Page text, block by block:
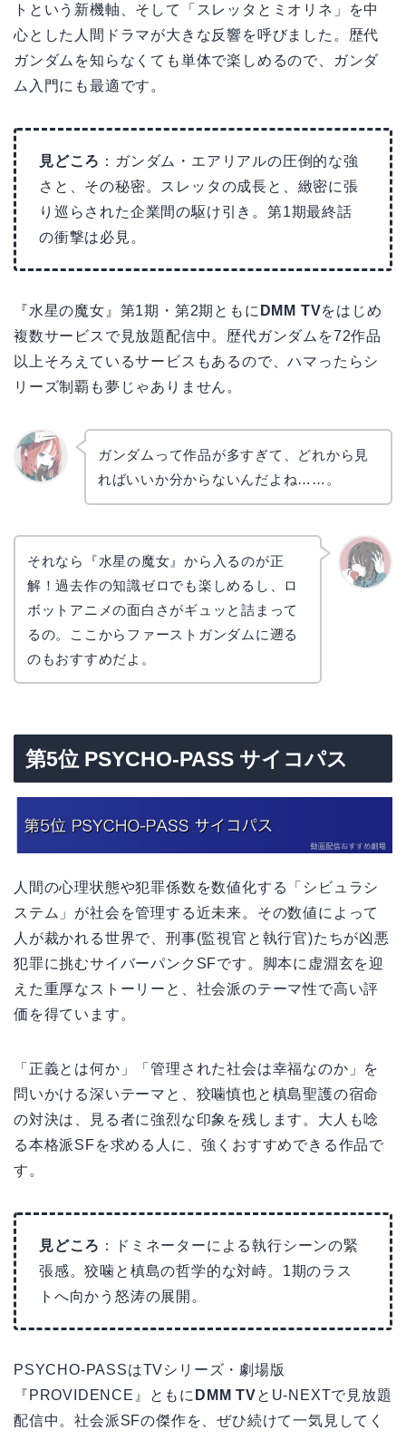
トという新機軸、そして「スレッタとミオリネ」を中
心とした人間ドラマが大きな反響を呼びました。歴代
ガンダムを知らなくても単体で楽しめるので、ガンダ
ム入門にも最適です。
見どころ ：ガンダム・エアリアルの圧倒的な強
さと、その秘密。スレッタの成長と、緻密に張
り巡らされた企業間の駆け引き。第1期最終話
の衝撃は必見。
『水星の魔女』第1期・第2期ともに DMM TVをはじめ
複数サービスで見放題配信中。歴代ガンダムを72作品
以上そろえているサービスもあるので、ハマったらシ
リーズ制覇も夢じゃありません。
ガンダムって作品が多すぎて、どれから見
ればいいか分からないんだよね……。
それなら『水星の魔女』から入るのが正
解！過去作の知識ゼロでも楽しめるし、ロ
ボットアニメの面白さがギュッと詰まって
るの。ここからファーストガンダムに遡る
のもおすすめだよ。
第5位 PSYCHO-PASS サイコパス
人間の心理状態や犯罪係数を数値化する「シビュラシ
ステム」が社会を管理する近未来。その数値によって
人が裁かれる世界で、刑事(監視官と執行官)たちが凶悪
犯罪に挑むサイバーパンクSFです。脚本に虚淵玄を迎
えた重厚なストーリーと、社会派のテーマ性で高い評
価を得ています。
「正義とは何か」「管理された社会は幸福なのか」を
問いかける深いテーマと、狡噛慎也と槙島聖護の宿命
の対決は、見る者に強烈な印象を残します。大人も唸
る本格派SFを求める人に、強くおすすめできる作品で
す。
見どころ ：ドミネーターによる執行シーンの緊
張感。狡噛と槙島の哲学的な対峙。1期のラス
トへ向かう怒涛の展開。
PSYCHO-PASSはTVシリーズ・劇場版
『PROVIDENCE』ともに DMM TV とU-NEXTで見放題
配信中。社会派SFの傑作を、ぜひ続けて一気見してく